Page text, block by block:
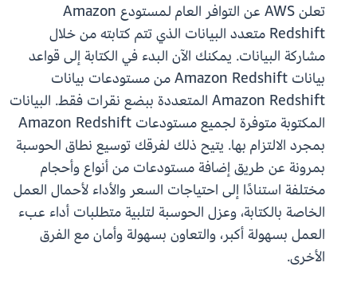
تعلن AWS عن التوافر العام لمستودع Amazon
Redshift متعدد البيانات الذي تتم كتابته من خلال
مشاركة البيانات. يمكنك الآن البدء في الكتابة إلى قواعد
بيانات Amazon Redshift من مستودعات بيانات
Amazon Redshift المتعددة ببضع نقرات فقط. البيانات
المكتوبة متوفرة لجميع مستودعات Amazon Redshift
بمجرد الالتزام بها. يتيح ذلك لفرقك توسيع نطاق الحوسبة
بمرونة عن طريق إضافة مستودعات من أنواع وأحجام
مختلفة استنادًا إلى احتياجات السعر والأداء لأحمال العمل
الخاصة بالكتابة، وعزل الحوسبة لتلبية متطلبات أداء عبء
العمل بسهولة أكبر، والتعاون بسهولة وأمان مع الفرق
الأخرى.